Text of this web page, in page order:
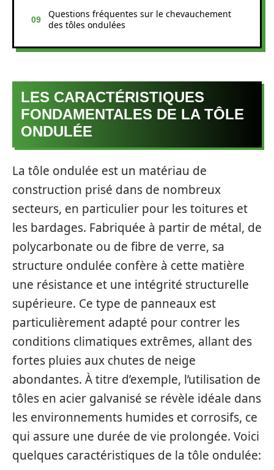
Questions fréquentes sur le chevauchement
des tôles ondulées
LES CARACTÉRISTIQUES
FONDAMENTALES DE LA TÔLE
ONDULÉE
La tôle ondulée est un matériau de
construction prisé dans de nombreux
secteurs, en particulier pour les toitures et
les bardages. Fabriquée à partir de métal, de
polycarbonate ou de fibre de verre, sa
structure ondulée confère à cette matière
une résistance et une intégrité structurelle
supérieure. Ce type de panneaux est
particulièrement adapté pour contrer les
conditions climatiques extrêmes, allant des
fortes pluies aux chutes de neige
abondantes. À titre d’exemple, l’utilisation de
tôles en acier galvanisé se révèle idéale dans
les environnements humides et corrosifs, ce
qui assure une durée de vie prolongée. Voici
quelques caractéristiques de la tôle ondulée: